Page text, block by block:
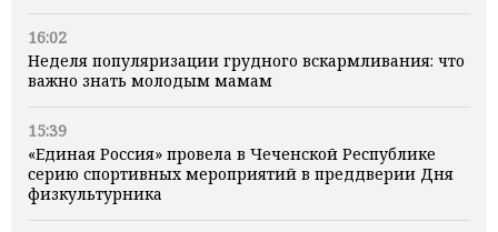
16:02
Неделя популяризации грудного вскармливания: что
важно знать молодым мамам
15:39
«Единая Россия» провела в Чеченской Республике
серию спортивных мероприятий в преддверии Дня
физкультурника